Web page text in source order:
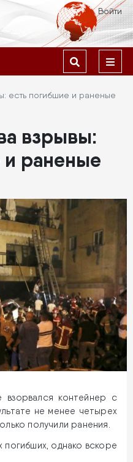
Войти
есть погибшие и раненые
взрывы:
и раненые
взорвался контейнер с
не менее четырех
получили ранения.
однако вскоре